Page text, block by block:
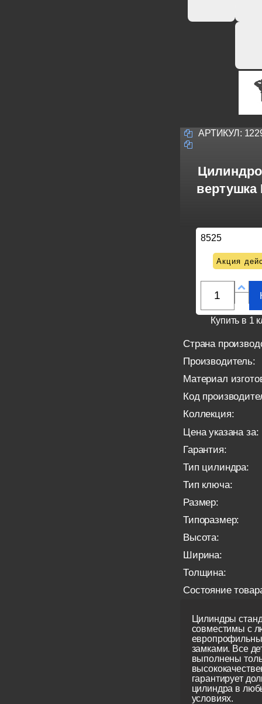
АРТИКУЛ:
вертушка
8525
Акция
Купить в 1
Страна
Производитель:
Материал
Код
Коллекция:
Цена указана за:
Гарантия:
Тип цилиндра:
Тип ключа:
Размер:
Типоразмер:
Высота:
Ширина:
Толщина:
Состояние
Цилиндры
совместимы с
замками. Все
выполнены
гарантирует
цилиндра в
условиях.